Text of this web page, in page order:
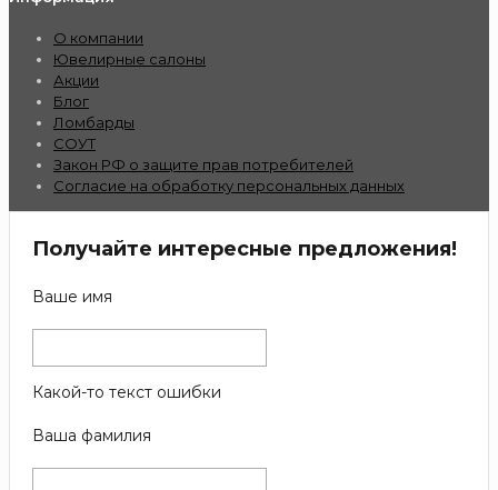
О компании
Ювелирные салоны
Акции
Блог
Ломбарды
СОУТ
Закон РФ о защите прав потребителей
Согласие на обработку персональных данных
Получайте интересные предложения!
Ваше имя
Какой-то текст ошибки
Ваша фамилия